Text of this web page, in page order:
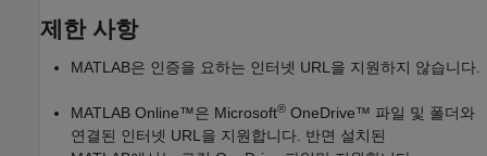
제한 사항
MATLAB은 인증을 요하는 인터넷 URL을 지원하지 않습니다.
MATLAB Online™은 Microsoft® OneDrive™ 파일 및 폴더와
연결된 인터넷 URL을 지원합니다. 반면 설치된